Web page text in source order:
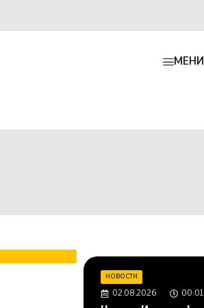
МЕНИ
НОВОСТИ
02.08.2026 00:01